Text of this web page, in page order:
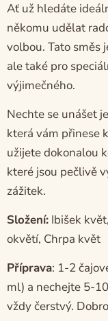
Ať už hledáte
někomu udělat
volbou. Tato směs
ale také pro
výjimečného.
Nechte se unášet
která vám přinese
užijete dokonalou
které jsou pečlivě
zážitek.
Složení: Ibišek
okvětí, Chrpa květ
Příprava: 1-2
ml) a nechejte 5-
vždy čerstvý.